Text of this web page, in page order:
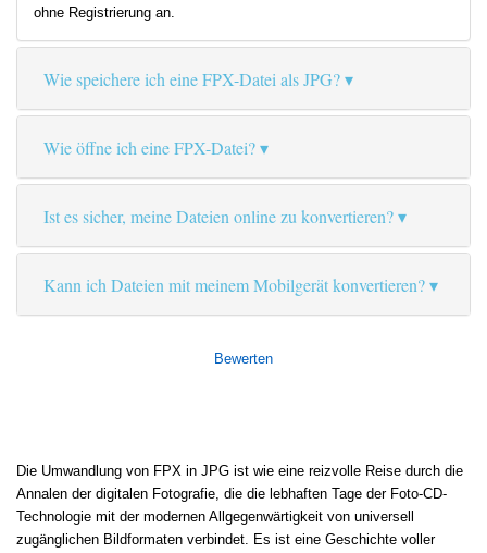
ohne Registrierung an.
Wie speichere ich eine FPX-Datei als JPG?
Wie öffne ich eine FPX-Datei?
Ist es sicher, meine Dateien online zu konvertieren?
Kann ich Dateien mit meinem Mobilgerät konvertieren?
Bewerten
Die Umwandlung von FPX in JPG ist wie eine reizvolle Reise durch die
Annalen der digitalen Fotografie, die die lebhaften Tage der Foto-CD-
Technologie mit der modernen Allgegenwärtigkeit von universell
zugänglichen Bildformaten verbindet. Es ist eine Geschichte voller